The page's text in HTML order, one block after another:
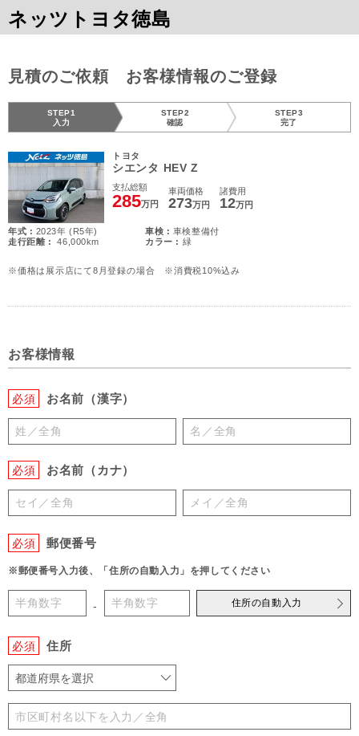
ネッツトヨタ徳島
見積のご依頼 お客様情報のご登録
STEP1
入力
STEP2
確認
STEP3
完了
トヨタ
シエンタ HEV Z
支払総額
285万円
車両価格
273万円
諸費用
12万円
年式 : 2023年 (R5年) 車検 : 車検整備付
走行距離 :
46,000km カラー : 緑
※価格は展示店にて8月登録の場合 ※消費税10%込み
お客様情報
必須 お名前（漢字）
必須 お名前（カナ）
必須 郵便番号
※郵便番号入力後、「住所の自動入力」を押してください
- 住所の自動入力
必須 住所
都道府県を選択